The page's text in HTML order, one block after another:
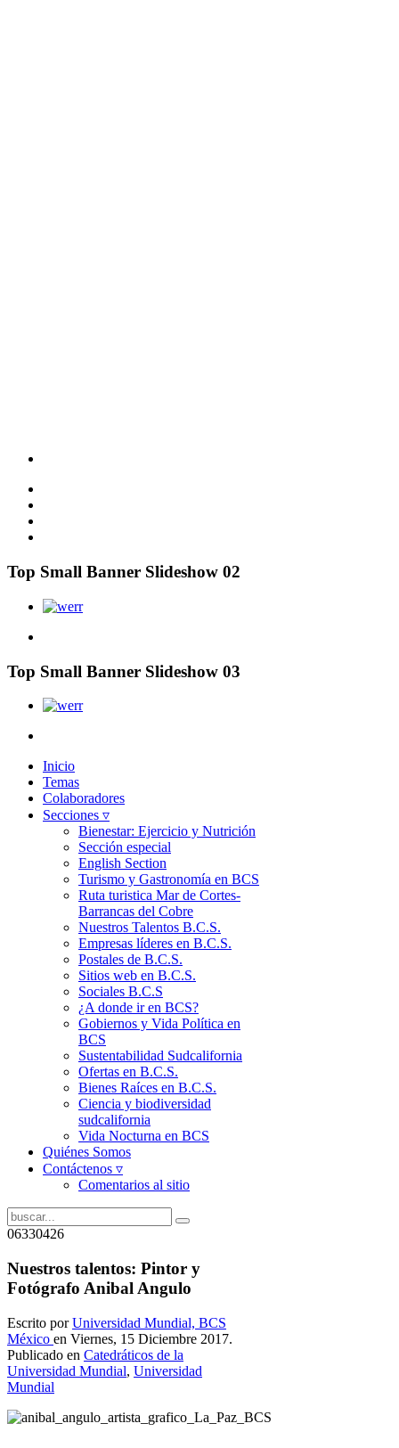
Top Small Banner Slideshow 02
Top Small Banner Slideshow 03
Inicio
Temas
Colaboradores
Secciones ▿
Bienestar: Ejercicio y Nutrición
Sección especial
English Section
Turismo y Gastronomía en BCS
Ruta turistica Mar de Cortes-
Barrancas del Cobre
Nuestros Talentos B.C.S.
Empresas líderes en B.C.S.
Postales de B.C.S.
Sitios web en B.C.S.
Sociales B.C.S
¿A donde ir en BCS?
Gobiernos y Vida Política en
BCS
Sustentabilidad Sudcalifornia
Ofertas en B.C.S.
Bienes Raíces en B.C.S.
Ciencia y biodiversidad
sudcalifornia
Vida Nocturna en BCS
Quiénes Somos
Contáctenos ▿
Comentarios al sitio
06330426
Nuestros talentos: Pintor y
Fotógrafo Anibal Angulo
Escrito porUniversidad Mundial, BCS
México en Viernes, 15 Diciembre 2017.
Publicado en Catedráticos de la
Universidad Mundial, Universidad
Mundial